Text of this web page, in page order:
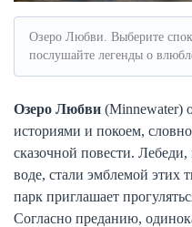
Озеро Любви. Выберите
послушайте легенды о
Озеро Любви (Minnewater)
историями и покоем,
сказочной повести.
воде, стали эмблемой
парк приглашает
Согласно преданию,